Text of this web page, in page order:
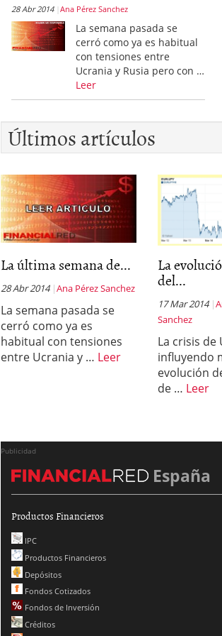
28 Abr 2014 Ana Pérez Sanchez
La semana pasada se
cerró como ya es habitual
con tensiones entre
Ucrania y Rusia pero con …
Leer
Últimos artículos
La última semana de...
28 Abr 2014 Ana Pérez Sanchez
La semana pasada se
cerró como ya es
habitual con tensiones
entre Ucrania y … Leer
La
del...
17 Mar 2014
Sanchez
La crisis de
influyendo
evolución
de … Leer
Publicidad
España
Productos Financieros
IPC
Productos Financieros
Depósitos
Fondos Cotizados
Fondos de Inversión
Créditos